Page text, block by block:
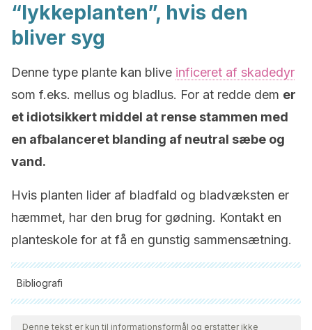
“lykkeplanten”, hvis den
bliver syg
Denne type plante kan blive inficeret af skadedyr
som f.eks. mellus og bladlus. For at redde dem er
et idiotsikkert middel at rense stammen med
en afbalanceret blanding af neutral sæbe og
vand.
Hvis planten lider af bladfald og bladvæksten er
hæmmet, har den brug for gødning. Kontakt en
planteskole for at få en gunstig sammensætning.
Bibliografi
Alle citerede kilder blev grundigt gennemgået af vores team
for at sikre deres kvalitet, pålidelighed, aktualitet og validitet.
Denne tekst er kun til informationsformål og erstatter ikke